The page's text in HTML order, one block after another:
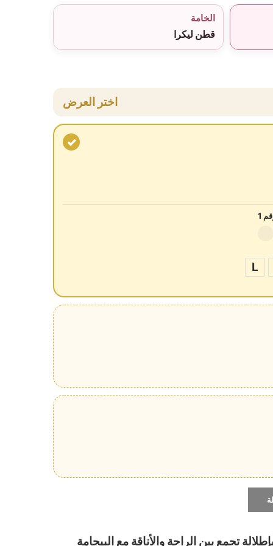
الخامة
قطن ليكرا
اختر العرض
✓
1
L
تجمع بين الراحة والأناقة مع البيجامة